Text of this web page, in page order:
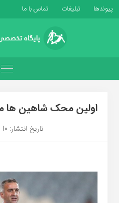
پیوندها تبلیغات تماس با ما
اولین محک شاهین ها
تاریخ انتشار: 10 نوامبر 2020